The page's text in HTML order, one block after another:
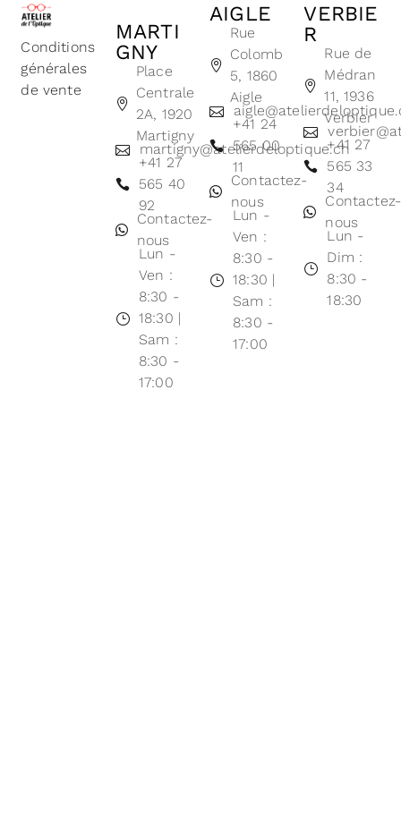
Conditions
générales
de vente
MARTI
GNY
Place
Centrale
2A, 1920
Martigny
martigny@atelierdeloptique.ch
+41 27
565 40
92
Contactez-
nous
Lun -
Ven :
8:30 -
18:30 |
Sam :
8:30 -
17:00
AIGLE
Rue
Colomb
5, 1860
Aigle
+41 24
565 00
11
Contactez-
nous
Lun -
Ven :
8:30 -
18:30 |
Sam :
8:30 -
17:00
VERBIE
R
Rue de
Médran
11, 1936
Verbier
+41 27
565 33
34
Contactez-
nous
Lun -
Dim :
8:30 -
18:30